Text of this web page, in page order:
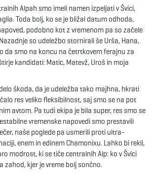
n
Alpah smo imeli namen izpeljati v Švici,
Toda bolj, ko se je bližal datum odhoda,
podobno kot z vremenom pa so začele
so udeležbo stornirali še Urša, Hana,
da smo na koncu na četrtkovem ferajnu za
kandidati: Matic, Matevž, Uroš in moja
škoda, da je udeležba tako majhna, hkrati
res veliko fleksibilnost, saj smo se na pot
avtom. Pa tudi ekipa je bila super, res smo se
vremenske napovedi smo prestavili
naše poglede pa usmerili proti ultra-
enem in edinem Chamonixu. Lahko bi rekli,
modrost, ki se tiče centralnih Alp: ko v Švici
zahod, kjer je vreme bolj sončno.